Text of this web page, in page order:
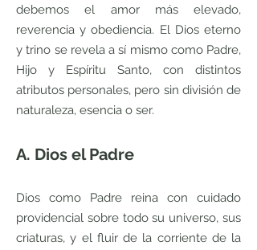
debemos el amor más elevado,
reverencia y obediencia. El Dios eterno
y trino se revela a sí mismo como Padre,
Hijo y Espíritu Santo, con distintos
atributos personales, pero sin división de
naturaleza, esencia o ser.
A. Dios el Padre
Dios como Padre reina con cuidado
providencial sobre todo su universo, sus
criaturas, y el fluir de la corriente de la